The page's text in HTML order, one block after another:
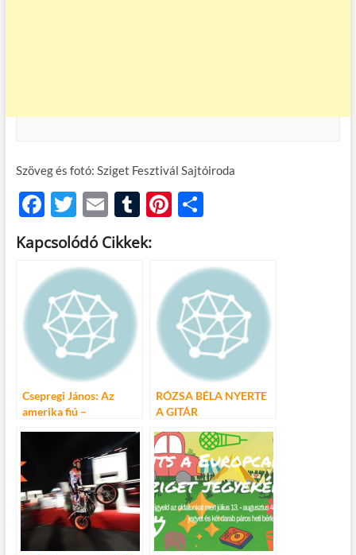
Szöveg és fotó: Sziget Fesztivál Sajtóiroda
F
ac
e
b
o
o
k
T
w
itt
er
E
m
ail
T
u
m
Pi
es
O
m
e
g
Kapcsolódó Cikkek:
Csepregi János: Az
amerika fiú –
RÓZSA BÉLA NYERTE
A GITÁR
GITÁRVERSENY
DÖNTŐJÉT